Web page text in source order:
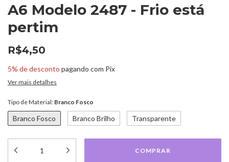
A6 Modelo 2487 - Frio está
pertim
R$4,50
5% de desconto pagando com Pix
Ver mais detalhes
Tipo de Material: Branco Fosco
Branco Fosco Branco Brilho Transparente